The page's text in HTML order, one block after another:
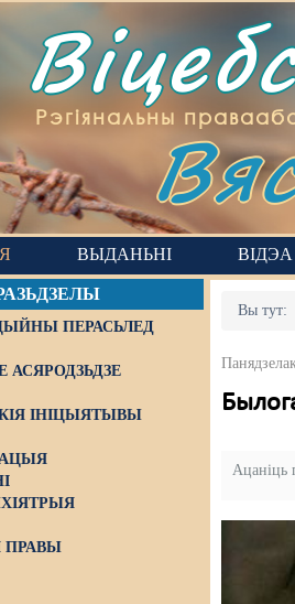
Рэгіянальны
ВЫДАНЬНІ ВІДЭА
ПЕРАСЬЛЕД
АСЯРОДЗЬДЗЕ
ІНІЦЫЯТЫВЫ
ПРАВЫ
Вы
Ацаніць